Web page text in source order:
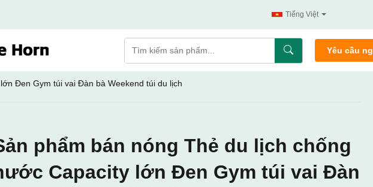
Tiếng Việt
Yêu cầu
Đen Gym túi vai Đàn bà Weekend túi du lịch
phẩm bán nóng Thẻ du lịch chống
Capacity lớn Đen Gym túi vai Đàn